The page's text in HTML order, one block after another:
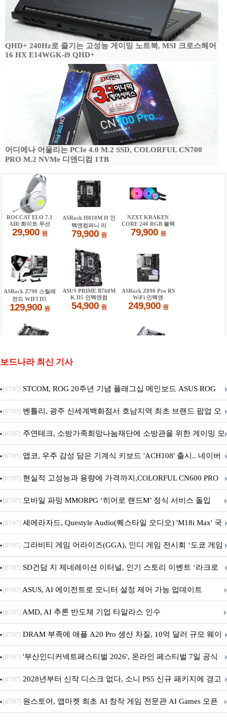
QHD+ 240Hz로 즐기는 고성능 게이밍 노트북, MSI 크로스헤어
16 HX E14WGK-i9 QHD+
어디에나 어울리는 PCIe 4.0 M.2 SSD, COLORFUL CN700
PRO M.2 NVMe 디앤디컴 1TB
보드나라 최신 기사
[07/07] STCOM, ROG 20주년 기념 플래그십 메인보드 ASUS ROG
Crosshair X870E EDITION 20 국내 출시 예정
[07/07] 벤틀리, 광주 신세계백화점서 호남지역 최초 브랜드 팝업 오
픈
[07/07] 주연테크, 소방가족희망나눔재단에 소방관을 위한 게이밍 모
니터·스마트 펫 침대 기부
[07/07] 앱코, 우주 감성 담은 기계식 키보드 'ACH108' 출시.. 네이버
브랜드데이 기획전 진행
[07/07] 현실적 고성능과 용량에 가격까지,COLORFUL CN600 PRO
M.2 NVMe 디앤디컴 1TB
[07/07] 모바일 파밍 MMORPG ‘히어로 랜드M’ 정식 서비스 돌입
[07/07] 셰에라자드, Questyle Audio(퀘스타일 오디오) 'M18i Max' 국
내 정식 출시
[07/07] 그라비티 게임 어라이즈(GGA), 인디 게임 전시회 ‘도쿄 게임
던전 13’ 참가!
[07/07] SD건담 지 제네레이션 이터널, 인기 스토리 이벤트 ‘라크로
아의 용사’ 재개최 및 풍성한 기념 이벤트 실시!
[07/07] ASUS, AI 에이전트로 모니터 설정 제어 가능 업데이트
[07/07] AMD, AI 추론 반도체 기업 타알라스 인수
[07/07] DRAM 부족에 애플 A20 Pro 생산 차질, 10억 달러 규모 웨이
퍼 대기
[07/07] '부산인디커넥트페스티벌 2026', 온라인 페스티벌 7일 공식
개막... 22일간 진행
[07/07] 2028년부터 신작 디스크 없다, 소니 PS5 신규 패키지에 경고
문 추가
[07/07] 원스토어, 앱마켓 최초 AI 창작 게임 전문관 AI Games 오픈